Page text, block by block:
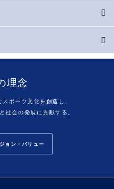
理念
ポーツ文化を創造し、
社会の発展に貢献する。
ョン・バリュー